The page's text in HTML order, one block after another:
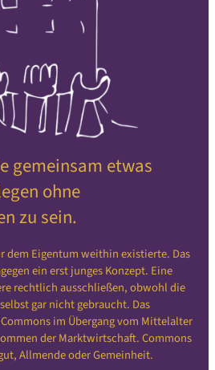
gemeinsam etwas
ohne
zu sein.
dem Eigentum weithin existierte. Das
ein erst junges Konzept. Eine
rechtlich ausschließen, obwohl die
gar nicht gebraucht. Das
im Übergang vom Mittelalter
der Marktwirtschaft. Commons
Allmende oder Gemeinheit.